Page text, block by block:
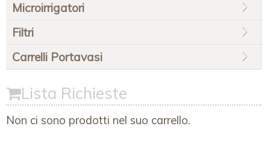
Microirrigatori
Filtri
Carrelli Portavasi
Lista Richieste
Non ci sono prodotti nel suo carrello.